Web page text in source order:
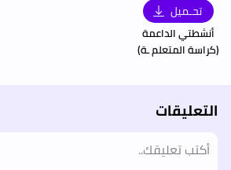
تحـميل
أنشطتي الداعمة
(كراسة المتعلم ـة)
التعليقات